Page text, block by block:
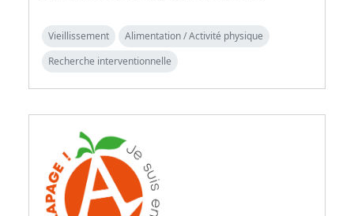
Vieillissement
Alimentation / Activité physique
Recherche interventionnelle